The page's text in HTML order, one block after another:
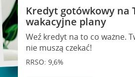
Kredyt gotówkowy na
wakacyjne plany
Weź kredyt na to co ważne.
nie muszą czekać!
RRSO: 9,6%